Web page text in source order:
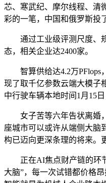
芯、寒武纪、摩尔线程、清
彩的一笔，中国和俄罗斯投
通过工业级评测尺度、规
态，相关企业达2400家。
智算供给达4.2万PFlops，
现了取千亿参数云端大模子
中行驶车辆本地时间1月15
女子苦等六年告状离婚，
座城市可以或许从端侧大脑
构已迈向更深条理的将来。
正在AI焦点财产链的环节
大脑”，每一次试错都价格